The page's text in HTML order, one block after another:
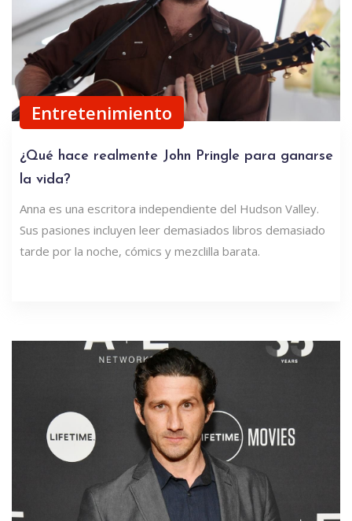
Entretenimiento
¿Qué hace realmente John Pringle para ganarse
la vida?
Anna es una escritora independiente del Hudson Valley.
Sus pasiones incluyen leer demasiados libros demasiado
tarde por la noche, cómics y mezclilla barata.